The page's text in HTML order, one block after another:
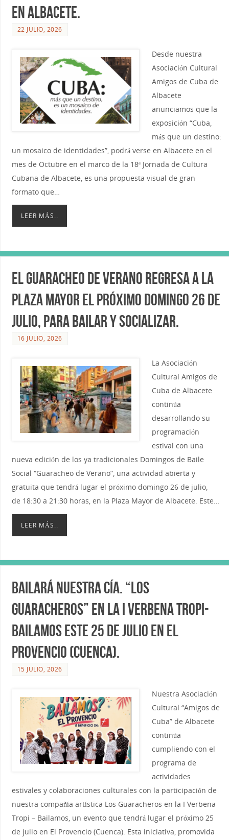
en Albacete.
22 JULIO, 2026
Desde nuestra
Asociación Cultural
Amigos de Cuba de
Albacete
anunciamos que la
exposición “Cuba,
más que un destino:
un mosaico de identidades”, podrá verse en Albacete en el
mes de Octubre en el marco de la 18ª Jornada de Cultura
Cubana de Albacete, es una propuesta visual de gran
formato que…
LEER MÁS..
El Guaracheo de Verano regresa a la
Plaza Mayor el próximo domingo 26 de
julio, para bailar y socializar.
16 JULIO, 2026
La Asociación
Cultural Amigos de
Cuba de Albacete
continúa
desarrollando su
programación
estival con una
nueva edición de los ya tradicionales Domingos de Baile
Social “Guaracheo de Verano”, una actividad abierta y
gratuita que tendrá lugar el próximo domingo 26 de julio,
de 18:30 a 21:30 horas, en la Plaza Mayor de Albacete. Este…
LEER MÁS..
Bailará nuestra Cía. “Los
Guaracheros” en la I Verbena Tropi-
Bailamos este 25 de Julio en El
Provencio (Cuenca).
15 JULIO, 2026
Nuestra Asociación
Cultural “Amigos de
Cuba” de Albacete
continúa
cumpliendo con el
programa de
actividades
estivales y colaboraciones culturales con la participación de
nuestra compañía artística Los Guaracheros en la I Verbena
Tropi – Bailamos, un evento que tendrá lugar el próximo 25
de julio en El Provencio (Cuenca). Esta iniciativa, promovida